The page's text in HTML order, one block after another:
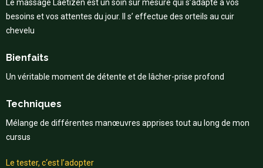
Le massage Laetizen est un soin sur mesure qui s’adapte à vos
besoins et vos attentes du jour. Il s’ effectue des orteils au cuir
chevelu
Bienfaits
Un véritable moment de détente et de lâcher-prise profond
Techniques
Mélange de différentes manœuvres apprises tout au long de mon
cursus
Le tester, c‘est l’adopter